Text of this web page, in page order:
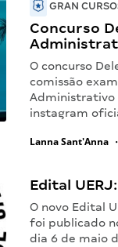
GRAN
Concurso
O concurso
comissão
Administrativo
instagram
Lanna Sant'Anna •
Edital
O novo Edital
foi publicado
dia 6 de maio